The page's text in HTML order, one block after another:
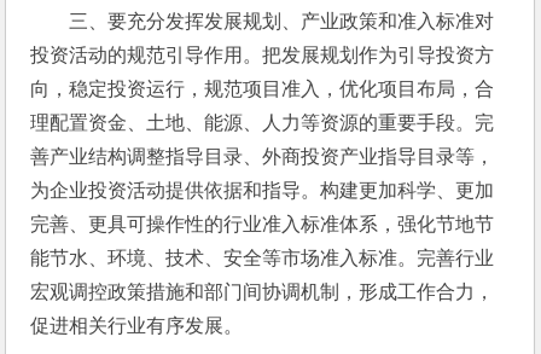
三、要充分发挥发展规划、产业政策和准入标准对
投资活动的规范引导作用。把发展规划作为引导投资方
向，稳定投资运行，规范项目准入，优化项目布局，合
理配置资金、土地、能源、人力等资源的重要手段。完
善产业结构调整指导目录、外商投资产业指导目录等，
为企业投资活动提供依据和指导。构建更加科学、更加
完善、更具可操作性的行业准入标准体系，强化节地节
能节水、环境、技术、安全等市场准入标准。完善行业
宏观调控政策措施和部门间协调机制，形成工作合力，
促进相关行业有序发展。